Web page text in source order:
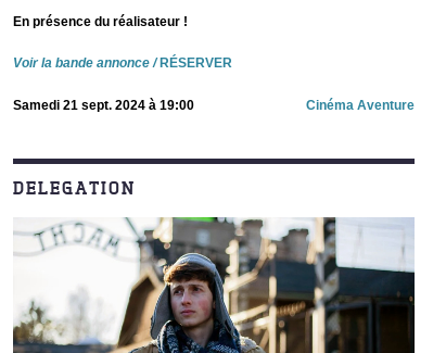
En présence du réalisateur !
Voir la bande annonce / RÉSERVER
Samedi 21 sept. 2024 à 19:00 Cinéma Aventure
DELEGATION